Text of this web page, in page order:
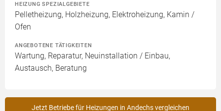
HEIZUNG SPEZIALGEBIETE
Pelletheizung, Holzheizung, Elektroheizung, Kamin /
Ofen
ANGEBOTENE TÄTIGKEITEN
Wartung, Reparatur, Neuinstallation / Einbau,
Austausch, Beratung
Jetzt Betriebe für Heizungen in Andechs vergleichen